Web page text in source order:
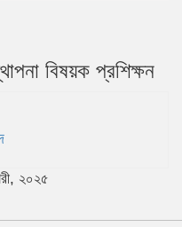
বিষয়ক প্রশিক্ষন
২০২৫